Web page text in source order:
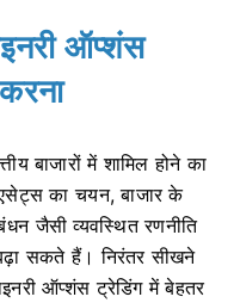
ऑप्शंस
बाजारों में शामिल होने का
का चयन, बाजार के
जैसी व्यवस्थित रणनीति
सकते हैं। निरंतर सीखने
ऑप्शंस ट्रेडिंग में बेहतर